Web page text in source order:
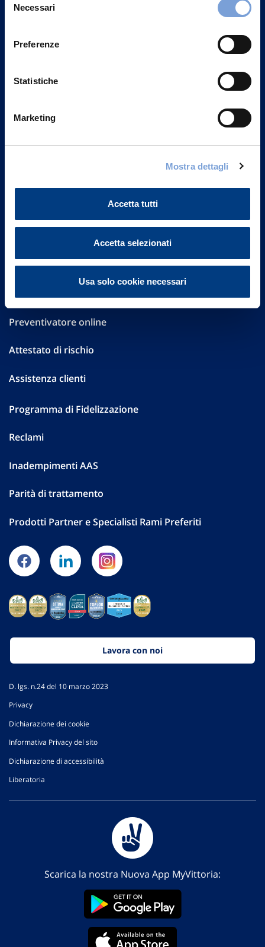
può trovare nel footer del sito nella sezione "Informativa
delNecessari
Preferenze
Statistiche
Marketing
Mostra dettagli
Accetta tutti
Accetta selezionati
Usa solo cookie necessari
Vittoria Assicurazioni S.p.A.
20149 Milano
FAQ
Governance
Performances
Press
Preventivatore online
Attestato di rischio
Assistenza clienti
Programma di Fidelizzazione
Reclami
Inadempimenti AAS
Parità di trattamento
Prodotti Partner e Specialisti Rami Preferiti
Lavora con noi
D. lgs. n.24 del 10 marzo 2023
Privacy
Dichiarazione dei cookie
Informativa Privacy del sito
Dichiarazione di accessibilità
Liberatoria
Scarica la nostra Nuova App MyVittoria: